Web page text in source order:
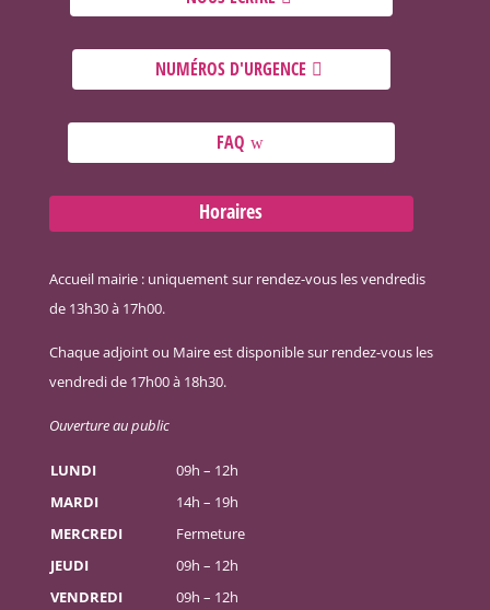
NUMÉROS D'URGENCE
FAQ
Horaires
Accueil mairie : uniquement sur rendez-vous les vendredis
de 13h30 à 17h00.
Chaque adjoint ou Maire est disponible sur rendez-vous les
vendredi de 17h00 à 18h30.
Ouverture au public
LUNDI
09h – 12h
MARDI
14h – 19h
MERCREDI
Fermeture
JEUDI
09h – 12h
VENDREDI
09h – 12h